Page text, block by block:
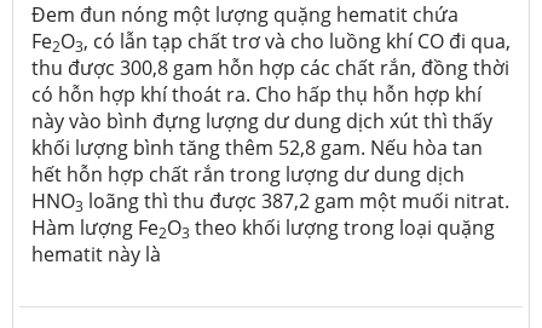
Đem đun nóng một lượng quặng hematit chứa
Fe2O3, có lẫn tạp chất trơ và cho luồng khí CO đi qua,
thu được 300,8 gam hỗn hợp các chất rắn, đồng thời
có hỗn hợp khí thoát ra. Cho hấp thụ hỗn hợp khí
này vào bình đựng lượng dư dung dịch xút thì thấy
khối lượng bình tăng thêm 52,8 gam. Nếu hòa tan
hết hỗn hợp chất rắn trong lượng dư dung dịch
HNO3 loãng thì thu được 387,2 gam một muối nitrat.
Hàm lượng Fe2O3 theo khối lượng trong loại quặng
hematit này là